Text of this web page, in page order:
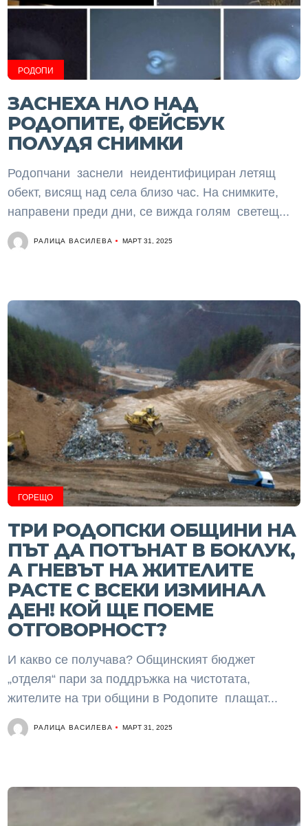
РОДОПИ
ЗАСНЕХА НЛО НАД
РОДОПИТЕ, ФЕЙСБУК
ПОЛУДЯ СНИМКИ
Родопчани заснели неидентифициран летящ
обект, висящ над села близо час. На снимките,
направени преди дни, се вижда голям светещ...
РАЛИЦА ВАСИЛЕВА МАРТ 31, 2025
ГОРЕЩО
ТРИ РОДОПСКИ ОБЩИНИ НА
ПЪТ ДА ПОТЪНАТ В БОКЛУК,
А ГНЕВЪТ НА ЖИТЕЛИТЕ
РАСТЕ С ВСЕКИ ИЗМИНАЛ
ДЕН! КОЙ ЩЕ ПОЕМЕ
ОТГОВОРНОСТ?
И какво се получава? Общинският бюджет
„отделя“ пари за поддръжка на чистотата,
жителите на три общини в Родопите плащат...
РАЛИЦА ВАСИЛЕВА МАРТ 31, 2025